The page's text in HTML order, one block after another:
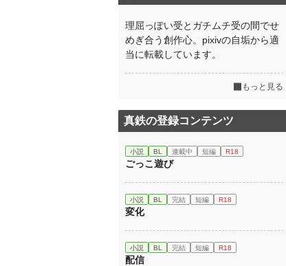
理屈っぽい受とガチムチ受の間でせ
めぎ合う創作心。pixivの自垢から適
当に転載しています。
もっと見る
真鉄の登録コンテンツ
小説 BL 連載中 短編 R18
ごっこ遊び
小説 BL 完結 短編 R18
変化
小説 BL 完結 短編 R18
配信